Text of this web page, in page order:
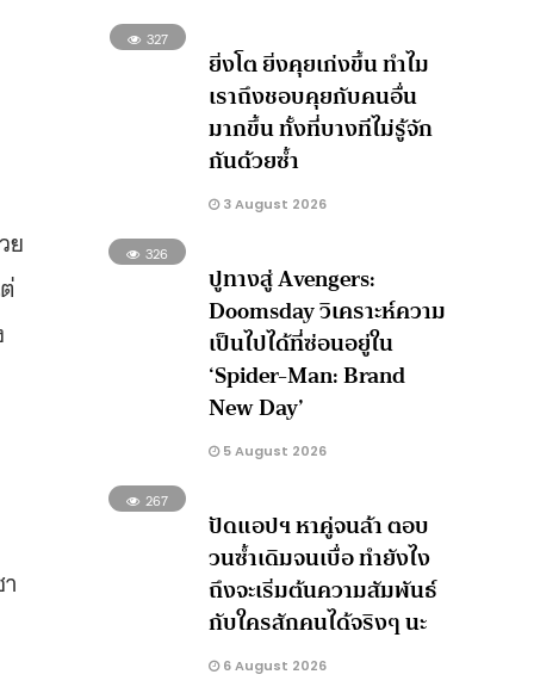
ย
327
ยิ่งโต ยิ่งคุยเก่งขึ้น ทำไม
เราถึงชอบคุยกับคนอื่น
มากขึ้น ทั้งที่บางทีไม่รู้จัก
กันด้วยซ้ำ
3 August 2026
326
ปูทางสู่ Avengers:
Doomsday วิเคราะห์ความ
เป็นไปได้ที่ซ่อนอยู่ใน
‘Spider-Man: Brand
New Day’
5 August 2026
267
ปัดแอปฯ หาคู่จนล้า ตอบ
วนซ้ำเดิมจนเบื่อ ทำยังไง
ถึงจะเริ่มต้นความสัมพันธ์
กับใครสักคนได้จริงๆ นะ
6 August 2026